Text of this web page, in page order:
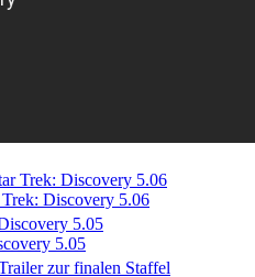
Discovery 5.06
5.05